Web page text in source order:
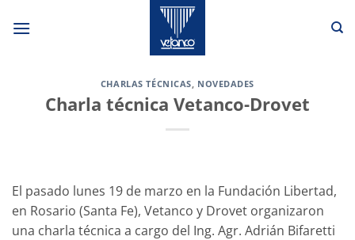
CHARLAS TÉCNICAS, NOVEDADES
Charla técnica Vetanco-Drovet
El pasado lunes 19 de marzo en la Fundación Libertad,
en Rosario (Santa Fe), Vetanco y Drovet organizaron
una charla técnica a cargo del Ing. Agr. Adrián Bifaretti